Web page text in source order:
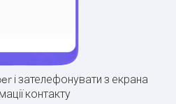
і зателефонувати з екрана
контакту